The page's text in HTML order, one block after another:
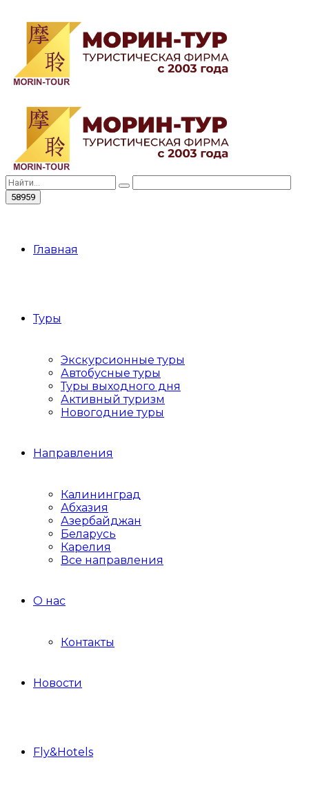
Главная
Туры
Экскурсионные туры
Автобусные туры
Туры выходного дня
Активный туризм
Новогодние туры
Направления
Калининград
Абхазия
Азербайджан
Беларусь
Карелия
Все направления
О нас
Контакты
Новости
Fly&Hotels